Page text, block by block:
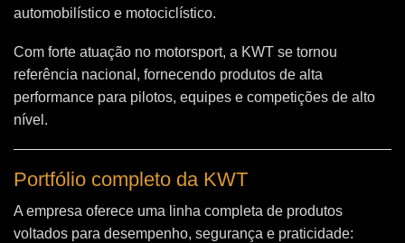
automobilístico e motociclístico.
Com forte atuação no motorsport, a KWT se tornou
referência nacional, fornecendo produtos de alta
performance para pilotos, equipes e competições de alto
nível.
Portfólio completo da KWT
A empresa oferece uma linha completa de produtos
voltados para desempenho, segurança e praticidade: